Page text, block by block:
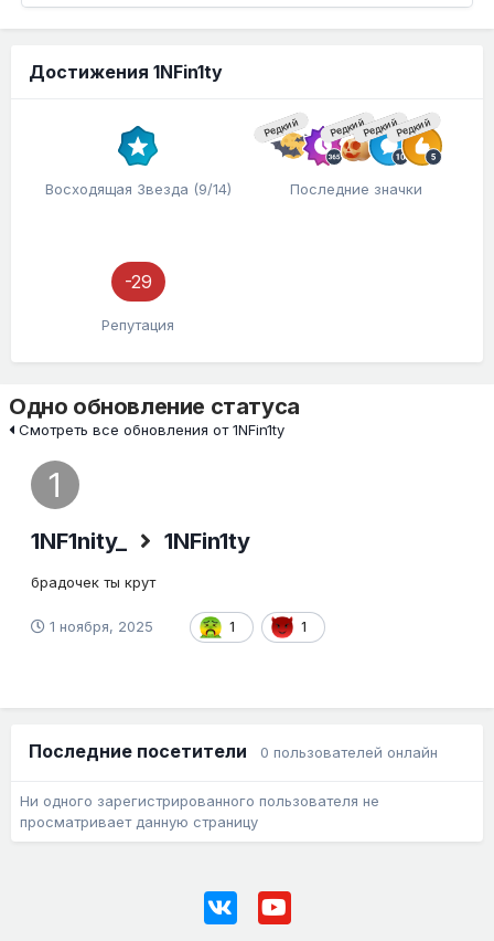
Достижения 1NFin1ty
Восходящая Звезда (9/14)
Редкий РедкийРедкийРедкий
Последние значки
-29
Репутация
Одно обновление статуса
Смотреть все обновления от 1NFin1ty
1NF1nity_ 1NFin1ty
брадочек ты крут
1 ноября, 2025 1 1
Последние посетители 0 пользователей онлайн
Ни одного зарегистрированного пользователя не
просматривает данную страницу